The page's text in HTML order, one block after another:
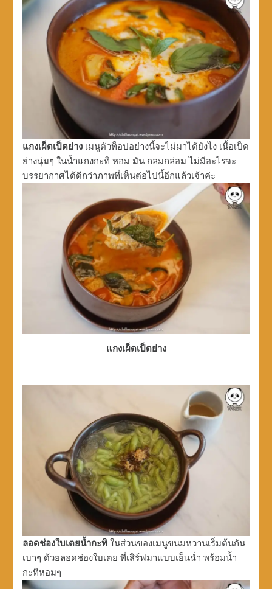
แกงเผ็ดเป็ดย่าง เมนูตัวท็อปอย่างนี้จะไม่มาได้ยังไง เนื้อเป็ด
ย่างนุ่มๆ ในน้ำแกงกะทิ หอม มัน กลมกล่อม ไม่มีอะไรจะ
บรรยากาศได้ดีกว่าภาพที่เห็นต่อไปนี้อีกแล้วเจ้าค่ะ
แกงเผ็ดเป็ดย่าง
ลอดช่องใบเตยน้ำกะทิ ในส่วนของเมนูขนมหวานเริ่มต้นกัน
เบาๆ ด้วยลอดช่องใบเตย ที่เสิร์ฟมาแบบเย็นฉ่ำ พร้อมน้ำ
กะทิหอมๆ